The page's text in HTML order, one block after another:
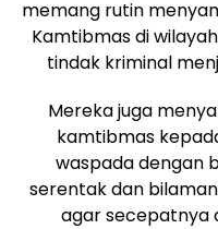
memang rutin
Kamtibmas di
tindak kriminal
Mereka juga
kamtibmas
waspada dengan
serentak dan
agar secepatnya